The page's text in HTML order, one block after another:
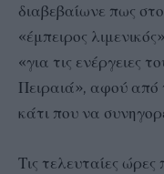
διαβεβαίωνε πως
«έμπειρος
«για τις ενέργειες
Πειραιά», αφού από
κάτι που να
Τις τελευταίες